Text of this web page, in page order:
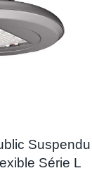
Suspendu
Série L